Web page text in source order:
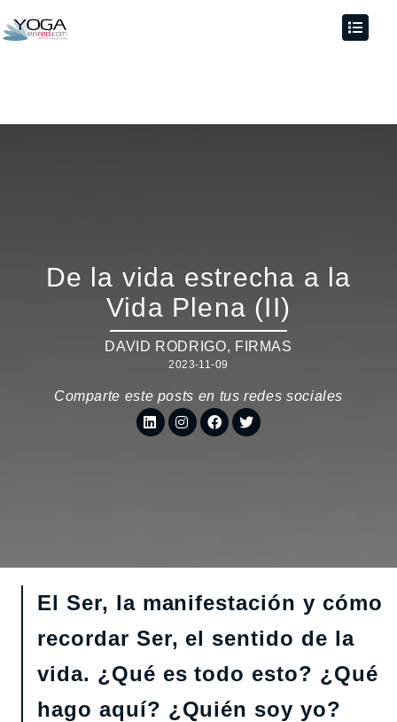
De la vida estrecha a la
Vida Plena (II)
DAVID RODRIGO, FIRMAS
2023-11-09
Comparte este posts en tus redes sociales
El Ser, la manifestación y cómo
recordar Ser, el sentido de la
vida. ¿Qué es todo esto? ¿Qué
hago aquí? ¿Quién soy yo?